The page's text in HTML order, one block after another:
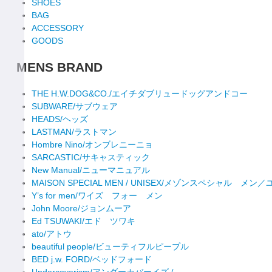
SHOES
BAG
ACCESSORY
GOODS
MENS BRAND
THE H.W.DOG&CO./エイチダブリュードッグアンドコー
SUBWARE/サブウェア
HEADS/ヘッズ
LASTMAN/ラストマン
Hombre Nino/オンブレニーニョ
SARCASTIC/サキャスティック
New Manual/ニューマニュアル
MAISON SPECIAL MEN / UNISEX/メゾンスペシャル メン／
Y’s for men/ワイズ フォー メン
John Moore/ジョンムーア
Ed TSUWAKI/エド ツワキ
ato/アトウ
beautiful people/ビューティフルピープル
BED j.w. FORD/ベッドフォード